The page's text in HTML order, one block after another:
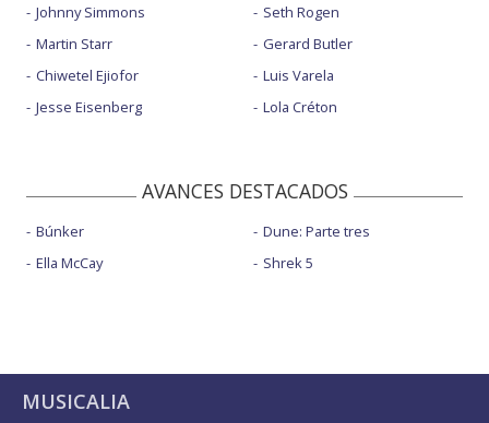
Johnny Simmons
Martin Starr
Chiwetel Ejiofor
Jesse Eisenberg
Seth Rogen
Gerard Butler
Luis Varela
Lola Créton
AVANCES DESTACADOS
Búnker
Ella McCay
Dune: Parte tres
Shrek 5
MUSICALIA